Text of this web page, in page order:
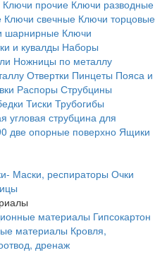
Ключи прочие Ключи разводные
Ключи свечные Ключи торцовые
шарнирные Ключи
и кувалды Наборы
Ножницы по металлу
Отвертки Пинцеты Пояса и
Распоры Струбцины
Тиски Трубогибы
угловая струбцина для
две опорные поверхно Ящики
Маски, респираторы Очки
материалы Гипсокартон
материалы Кровля,
дренаж